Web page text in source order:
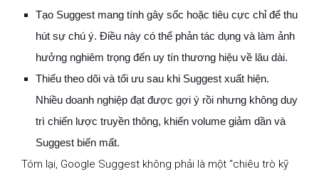
Tạo Suggest mang tính gây sốc hoặc tiêu cực chỉ để thu
hút sự chú ý. Điều này có thể phản tác dụng và làm ảnh
hưởng nghiêm trọng đến uy tín thương hiệu về lâu dài.
Thiếu theo dõi và tối ưu sau khi Suggest xuất hiện.
Nhiều doanh nghiệp đạt được gợi ý rồi nhưng không duy
trì chiến lược truyền thông, khiến volume giảm dần và
Suggest biến mất.
Tóm lại, Google Suggest không phải là một “chiêu trò kỹ